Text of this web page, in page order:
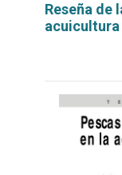
Reseña de
acuicultura